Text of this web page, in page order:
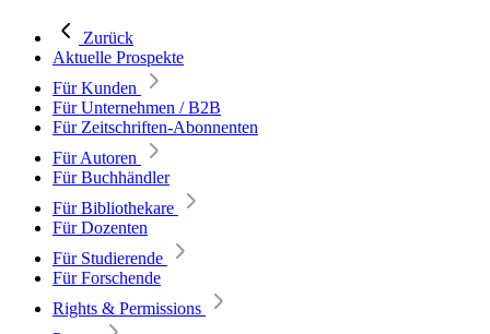
Zurück
Aktuelle Prospekte
Für Kunden
Für Unternehmen / B2B
Für Zeitschriften-Abonnenten
Für Autoren
Für Buchhändler
Für Bibliothekare
Für Dozenten
Für Studierende
Für Forschende
Rights & Permissions